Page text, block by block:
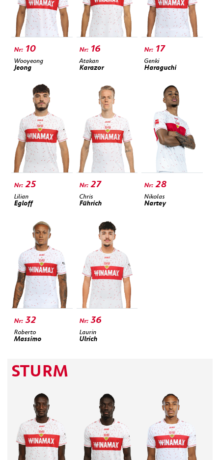
10
Wooyeong
Jeong
16
Atakan
Karazor
17
Genki
Haraguchi
25
Lilian
Egloff
27
Chris
Führich
28
Nikolas
Nartey
32
Roberto
Massimo
36
Laurin
Ulrich
STURM